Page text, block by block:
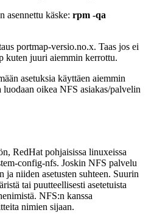
asennettu käske: rpm -qa
portmap-versio.no.x. Taas jos ei
kuten juuri aiemmin kerrottu.
asetuksia käyttäen aiemmin
oikea NFS asiakas/palvelin
RedHat pohjaisissa linuxeissa
config-nfs. Joskin NFS palvelu
niiden asetusten suhteen. Suurin
tai puutteellisesti asetetuista
NFS:n kanssa
nimien sijaan.